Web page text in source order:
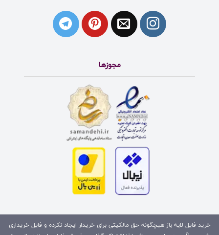
مجوزها
خرید فایل لایه باز هیچگونه حق مالکیتی برای خریدار ایجاد نکرده و فایل خریداری